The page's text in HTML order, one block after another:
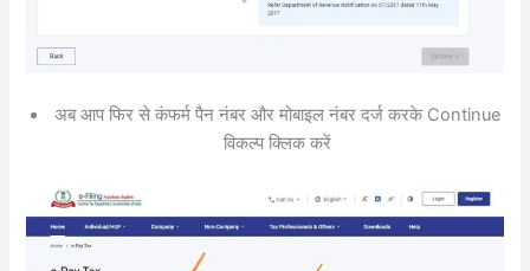
अब आप फिर से कंफर्म पैन नंबर और मोबाइल नंबर दर्ज करके Continue
विकल्प क्लिक करें